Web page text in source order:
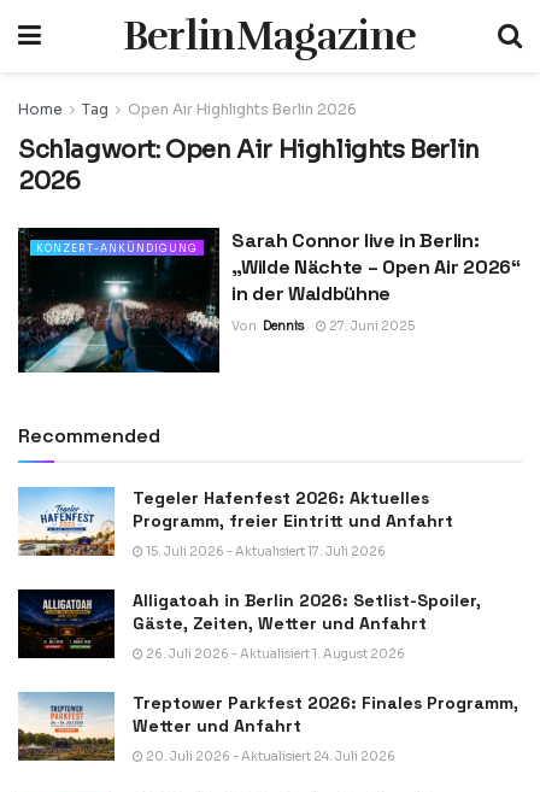
BerlinMagazine
Home Tag Open Air Highlights Berlin 2026
Schlagwort: Open Air Highlights Berlin
2026
KONZERT-ANKÜNDIGUNG
Sarah Connor live in Berlin:
„Wilde Nächte – Open Air 2026“
in der Waldbühne
Von Dennis 27. Juni 2025
Recommended
Tegeler Hafenfest 2026: Aktuelles
Programm, freier Eintritt und Anfahrt
15. Juli 2026 - Aktualisiert 17. Juli 2026
Alligatoah in Berlin 2026: Setlist-Spoiler,
Gäste, Zeiten, Wetter und Anfahrt
26. Juli 2026 - Aktualisiert 1. August 2026
Treptower Parkfest 2026: Finales Programm,
Wetter und Anfahrt
20. Juli 2026 - Aktualisiert 24. Juli 2026